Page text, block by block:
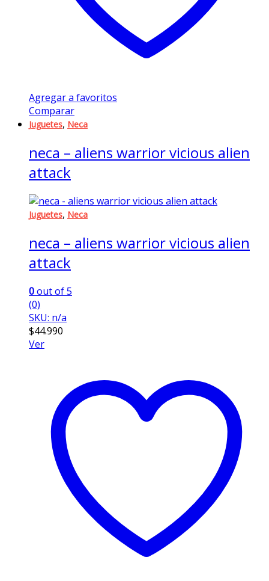
Agregar a favoritos
Comparar
Juguetes, Neca
neca – aliens warrior vicious alien
attack
Juguetes, Neca
neca – aliens warrior vicious alien
attack
0out of 5
(0)
SKU: n/a
$44.990
Ver